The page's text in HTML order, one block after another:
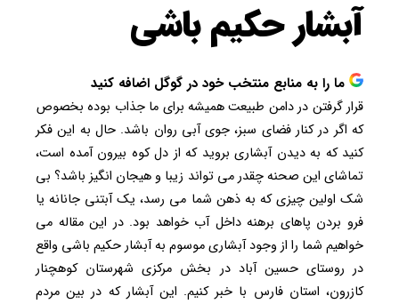
آبشار حکیم باشی
ما را به منابع منتخب خود در گوگل اضافه کنید
قرار گرفتن در دامن طبیعت همیشه برای ما جذاب بوده بخصوص
که اگر در کنار فضای سبز، جوی آبی روان باشد. حال به این فکر
کنید که به دیدن آبشاری بروید که از دل کوه بیرون آمده است،
تماشای این صحنه چقدر می تواند زیبا و هیجان انگیز باشد؟ بی
شک اولین چیزی که به ذهن شما می رسد، یک آبتنی جانانه یا
فرو بردن پاهای برهنه داخل آب خواهد بود. در این مقاله می
خواهیم شما را از وجود آبشاری موسوم به آبشار حکیم باشی واقع
در روستای حسین آباد در بخش مرکزی شهرستان کوهچنار
کازرون، استان فارس با خبر کنیم. این آبشار که در بین مردم